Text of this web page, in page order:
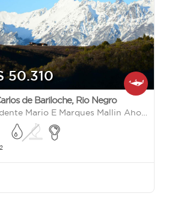
50.310
de Bariloche, Rio Negro
Intendente Mario E Marques Mallin Ahogado S/N